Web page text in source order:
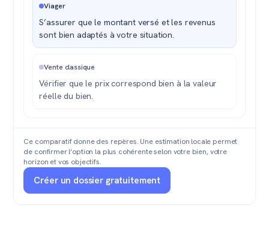
Viager
S’assurer que le montant versé et les revenus
sont bien adaptés à votre situation.
Vente classique
Vérifier que le prix correspond bien à la valeur
réelle du bien.
Ce comparatif donne des repères. Une estimation locale permet
de confirmer l’option la plus cohérente selon votre bien, votre
horizon et vos objectifs.
Créer un dossier gratuitement